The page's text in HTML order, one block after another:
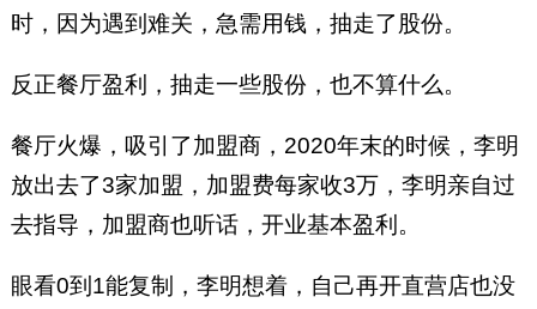
时，因为遇到难关，急需用钱，抽走了股份。
反正餐厅盈利，抽走一些股份，也不算什么。
餐厅火爆，吸引了加盟商，2020年末的时候，李明
放出去了3家加盟，加盟费每家收3万，李明亲自过
去指导，加盟商也听话，开业基本盈利。
眼看0到1能复制，李明想着，自己再开直营店也没